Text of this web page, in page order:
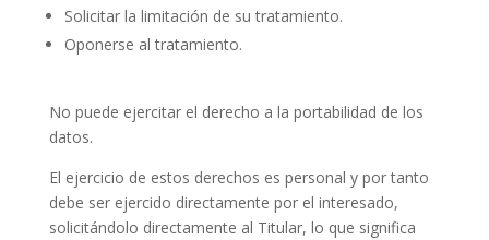
Solicitar la limitación de su tratamiento.
Oponerse al tratamiento.
No puede ejercitar el derecho a la portabilidad de los
datos.
El ejercicio de estos derechos es personal y por tanto
debe ser ejercido directamente por el interesado,
solicitándolo directamente al Titular, lo que significa